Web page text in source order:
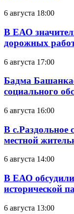
6 августа 18:00
В ЕАО
дорожных
6 августа 17:00
Бадма
социального
6 августа 16:00
В с.Раздольное
местной
6 августа 14:00
В ЕАО обсудили
исторической
6 августа 13:00